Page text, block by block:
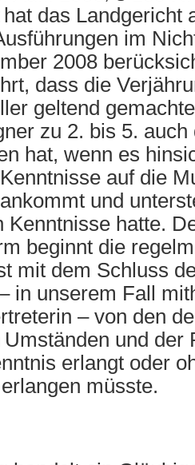
das Landgericht
im
2008
dass die
geltend
zu 2. bis 5.
hat, wenn es
auf die
und
Kenntnisse hatte.
beginnt die
mit dem Schluss
in unserem Fall
– von den
Umständen und der
erlangt oder
müsste.